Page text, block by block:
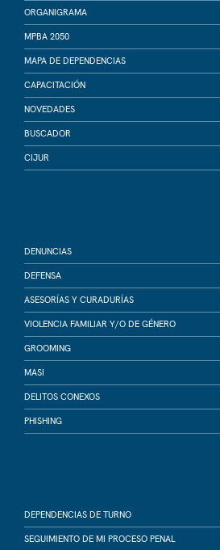
ORGANIGRAMA
MPBA 2050
MAPA DE DEPENDENCIAS
CAPACITACIÓN
NOVEDADES
BUSCADOR
CIJUR
DENUNCIAS
DEFENSA
ASESORÍAS Y CURADURÍAS
VIOLENCIA FAMILIAR Y/O DE GÉNERO
GROOMING
MASI
DELITOS CONEXOS
PHISHING
DEPENDENCIAS DE TURNO
SEGUIMIENTO DE MI PROCESO PENAL